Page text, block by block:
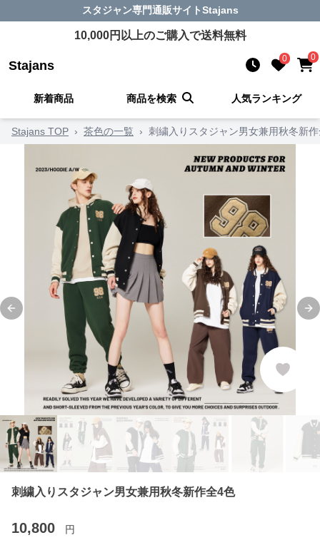
スタジャン専門通販サイトStajans
10,000円以上のご購入で送料無料
Stajans 0 0
新着商品 商品を検索 人気ランキング
Stajans TOP › 茶色の一覧 › 刺繍入りスタジャン男女兼用秋冬新
Previous slide
刺繍入りスタジャン男女兼用秋冬新作全4色
10,800 円